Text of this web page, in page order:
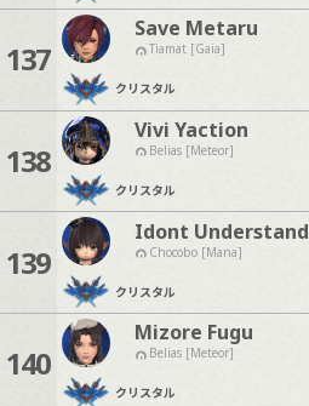
137
Save Metaru
Tiamat [Gaia]
クリスタル
138
Vivi Yaction
Belias [Meteor]
クリスタル
139
Idont Understand
Chocobo [Mana]
クリスタル
140
Mizore Fugu
Belias [Meteor]
クリスタル